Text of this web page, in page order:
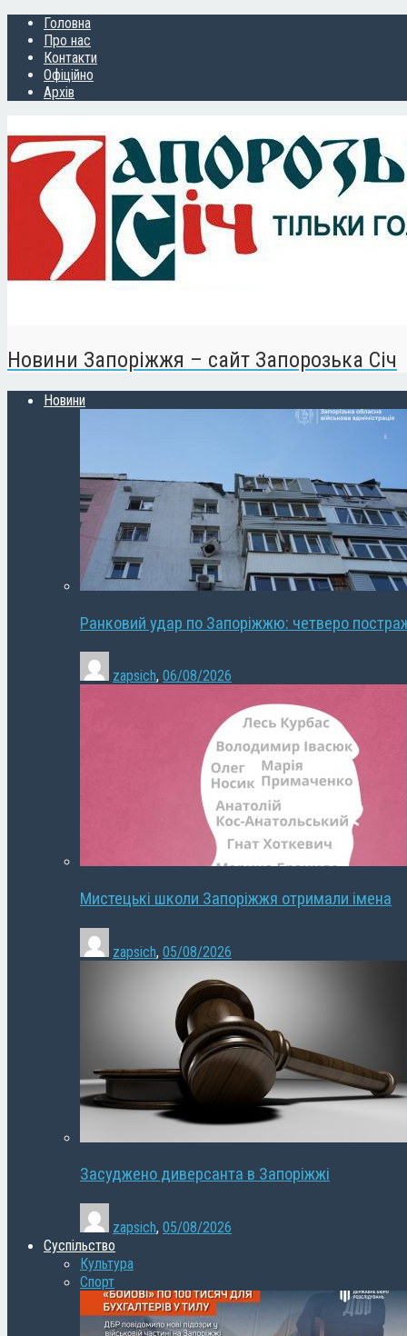
Головна
Про нас
Контакти
Офіційно
Архів
Новини Запоріжжя – сайт Запорозька Січ
Новини
Ранковий удар по Запоріжжю: четверо
zapsich, 06/08/2026
Мистецькі школи Запоріжжя отримали імена
zapsich, 05/08/2026
Засуджено диверсанта в Запоріжжі
zapsich, 05/08/2026
Суспільство
Культура
Спорт